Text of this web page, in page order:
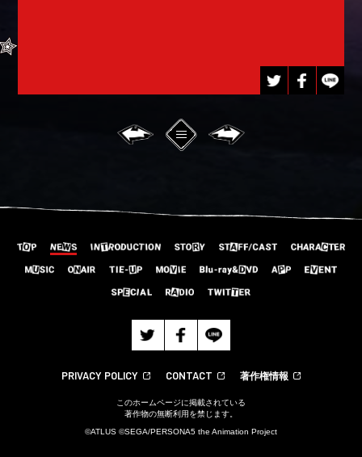
PRIVACY POLICY CONTACT 著作権情報
このホームページに掲載されている
著作物の無断利用を禁じます。
©ATLUS ©SEGA/PERSONA5 the Animation Project